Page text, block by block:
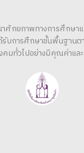
กยภาพทางการศึกษา
บการศึกษาขั้นพื้นฐานต
คมทั่วไปอย่างมีคุณค่าแล